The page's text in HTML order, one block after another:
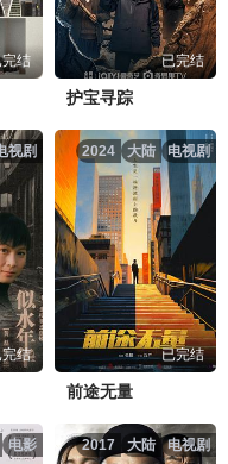
结 已完结
护宝寻踪
视剧
结
电视剧
大陆
2024
已完结
前途无量
电影 电视剧
大陆
2017